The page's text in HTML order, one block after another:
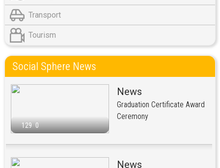
Transport
Tourism
Social Sphere News
129 0
News
Graduation Certificate Award
Ceremony
News